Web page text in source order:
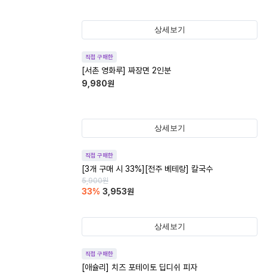
상세보기
직접 구매한
[서촌 영화루] 짜장면 2인분
9,980원
상세보기
직접 구매한
[3개 구매 시 33%][전주 베테랑] 칼국수
5,900원
33% 3,953원
상세보기
직접 구매한
[애슐리] 치즈 포테이토 딥디쉬 피자